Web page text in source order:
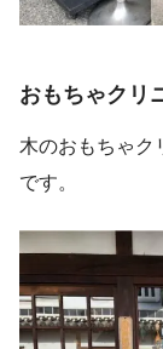
おもちゃクリ
木のおもちゃク
です。